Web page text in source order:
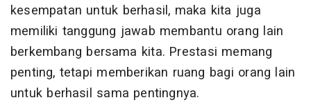
kesempatan untuk berhasil, maka kita juga
memiliki tanggung jawab membantu orang lain
berkembang bersama kita. Prestasi memang
penting, tetapi memberikan ruang bagi orang lain
untuk berhasil sama pentingnya.